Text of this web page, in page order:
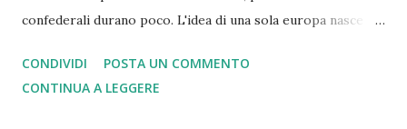
confederali durano poco. L'idea di una sola europa nasce
mondiale dove i nazisti vennero sconfitti grazie a Churchill
che comprese, a differenza di Chamberlain, il rischio. Oggi
CONDIVIDI
POSTA UN COMMENTO
CONTINUA A LEGGERE